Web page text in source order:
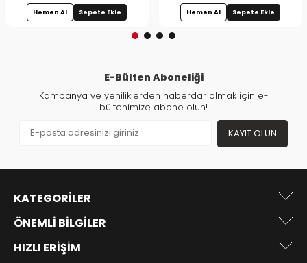
Hemen Al Sepete Ekle Hemen Al Sepete Ekle
E-Bülten Aboneliği
Kampanya ve yeniliklerden haberdar olmak için e-
bültenimize abone olun!
KAYIT OLUN
KATEGORILER
ÖNEMLI BILGILER
HIZLI ERIŞIM